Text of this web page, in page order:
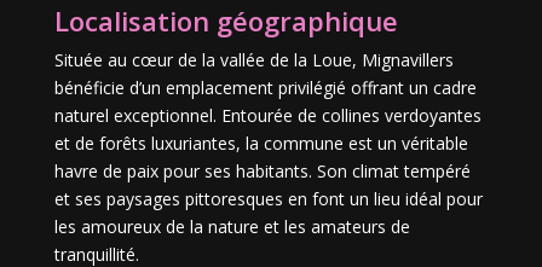
Localisation géographique
Située au cœur de la vallée de la Loue, Mignavillers
bénéficie d’un emplacement privilégié offrant un cadre
naturel exceptionnel. Entourée de collines verdoyantes
et de forêts luxuriantes, la commune est un véritable
havre de paix pour ses habitants. Son climat tempéré
et ses paysages pittoresques en font un lieu idéal pour
les amoureux de la nature et les amateurs de
tranquillité.